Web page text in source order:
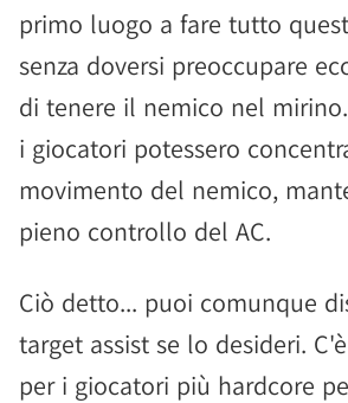
primo luogo a fare tutto
senza doversi preoccupare
di tenere il nemico nel
i giocatori potessero
movimento del nemico,
pieno controllo del AC.
Ciò detto... puoi comunque
target assist se lo desideri.
per i giocatori più hardcore